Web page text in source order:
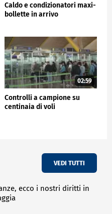
Caldo e condizionatori maxi-
bollette in arrivo
02:59
Controlli a campione su
centinaia di voli
VEDI TUTTI
ecco i nostri diritti in